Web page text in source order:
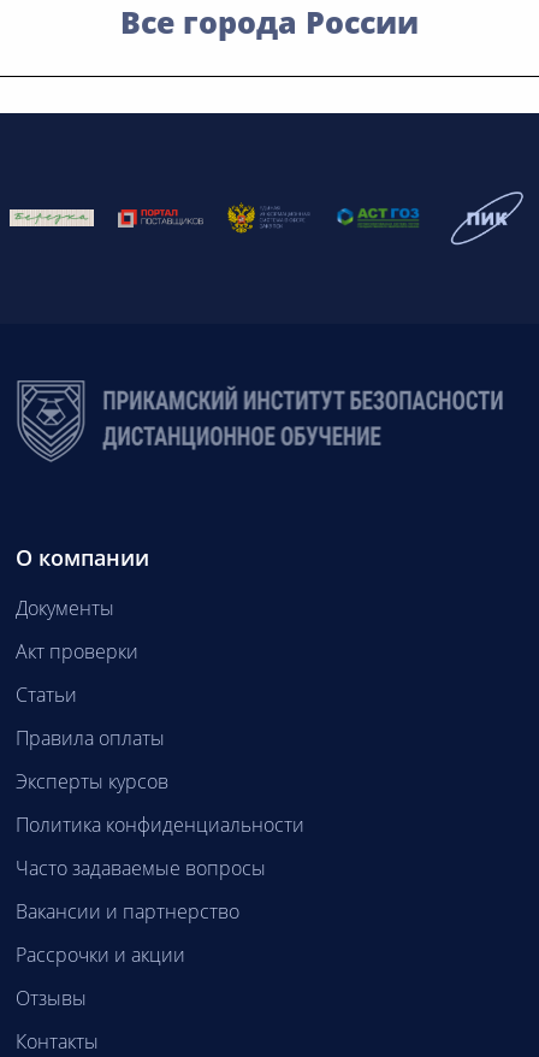
Все города России
О компании
Документы
Акт проверки
Статьи
Правила оплаты
Эксперты курсов
Политика конфиденциальности
Часто задаваемые вопросы
Вакансии и партнерство
Рассрочки и акции
Отзывы
Контакты